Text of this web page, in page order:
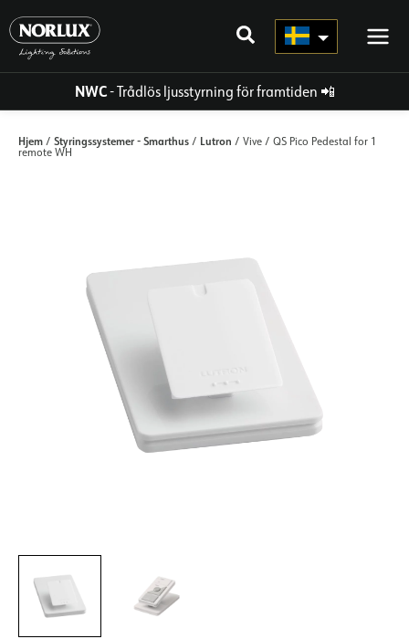
direkt
innehållet
NWC- Trådlös ljusstyrning för framtiden 📲
Hjem / Styringssystemer - Smarthus / Lutron / Vive / QS Pico Pedestal for 1
remote WH